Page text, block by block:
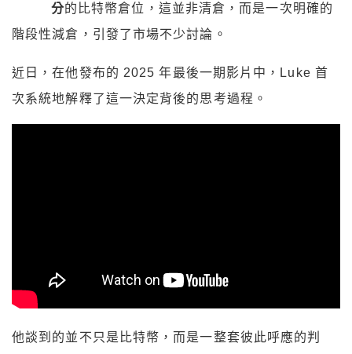
分的比特幣倉位，這並非清倉，而是一次明確的
階段性減倉，引發了市場不少討論。
近日，在他發布的 2025 年最後一期影片中，Luke 首
次系統地解釋了這一決定背後的思考過程。
他談到的並不只是比特幣，而是一整套彼此呼應的判